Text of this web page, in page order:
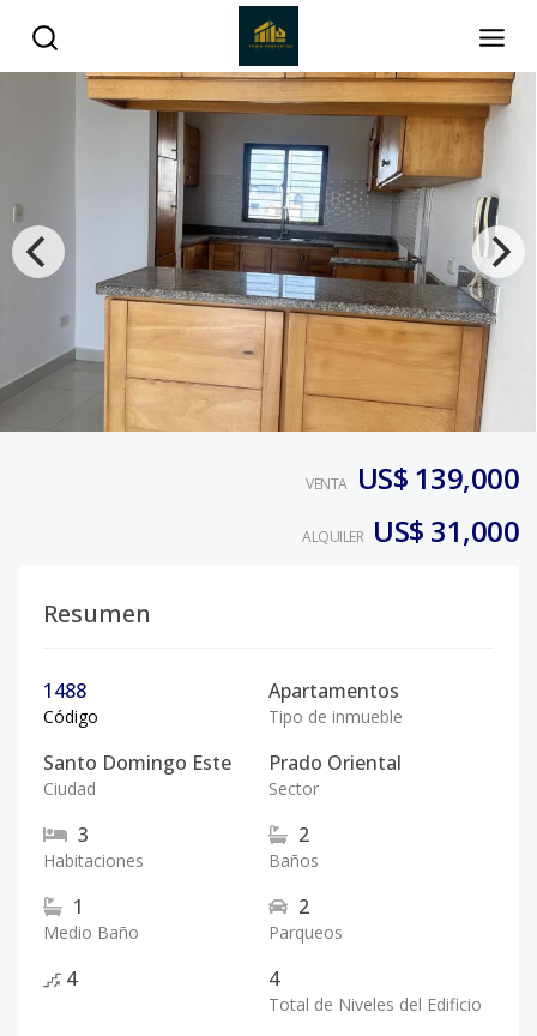
VENTA US$ 139,000
ALQUILER US$ 31,000
Resumen
1488
Código
Apartamentos
Tipo de inmueble
Santo Domingo Este
Ciudad
Prado Oriental
Sector
3
Habitaciones
2
Baños
1
Medio Baño
2
Parqueos
4 4
Total de Niveles del Edificio